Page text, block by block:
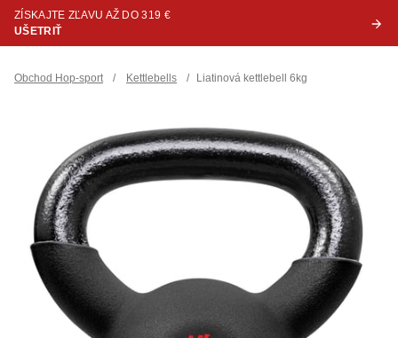
ZÍSKAJTE ZĽAVU AŽ DO 319 €
UŠETRIŤ
Obchod Hop-sport / Kettlebells / Liatinová kettlebell 6kg